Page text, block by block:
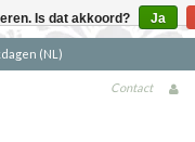
(NL)
Contact
Is dat akkoord? Ja